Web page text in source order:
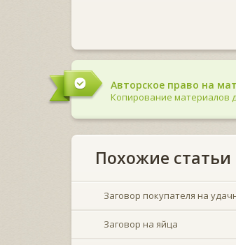
Авторское право на
Копирование материалов
Похожие статьи
Заговор покупателя на
Заговор на яйца